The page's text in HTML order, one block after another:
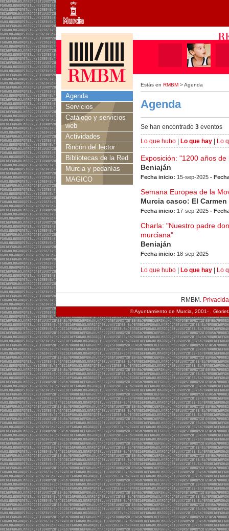
Estás en RMBM > Agenda
Agenda
Servicios
Catálogo y servicios
web
Actividades
Rincón del lector
Bibliotecas de la Red
Murcia y pedanías
MAGICO
Agenda
Se han encontrado 3 eventos
Lo que hubo
Lo que hay Lo
Exposición: "1200 años
Beniaján
Fecha inicio: 15-sep-2025 -
Semana Europea de la
Murcia casco: El Carmen
Fecha inicio: 17-sep-2025 -
Charla: "Nuestro padre
murciana"
Beniaján
Fecha inicio: 18-sep-2025
Lo que hubo Lo que hay Lo
RMBM.
© Ayuntamiento de Murcia, 2001- .